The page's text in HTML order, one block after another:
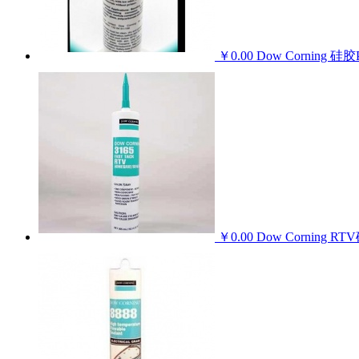
￥0.00 Dow Corning 硅胶
￥0.00 Dow Corning